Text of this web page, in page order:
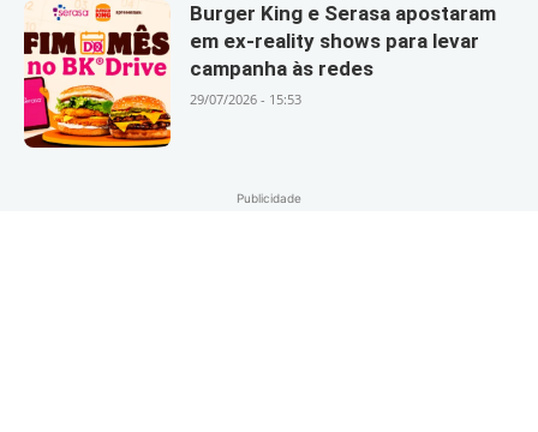
Burger King e Serasa apostaram
em ex-reality shows para levar
campanha às redes
29/07/2026 - 15:53
Publicidade